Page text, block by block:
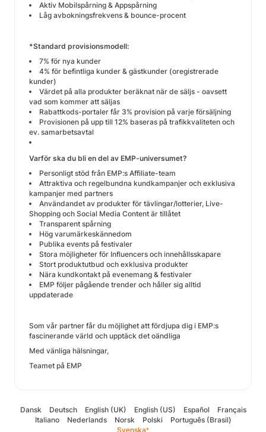
Aktiv Mobilspårning & Appspårning
Låg avbokningsfrekvens & bounce-procent
*Standard provisionsmodell:
7% för nya kunder
4% för befintliga kunder & gästkunder (oregistrerade
kunder)
Värdet på alla produkter beräknat när de säljs - oavsett
vad som kommer att säljas
Rabattkods-portaler får 3% provision på varje försäljning
Provisionen på upp till 12% baseras på trafikkvaliteten och
ev. samarbetsavtal
Varför ska du bli en del av EMP-universumet?
Personligt stöd från EMP:s Affiliate-team
Attraktiva och regelbundna kundkampanjer och exklusiva
kampanjer med partners
Användandet av produkter för tävlingar/lotterier, Live-
Shopping och Social Media Content är tillåtet
Transparent spårning
Hög varumärkeskännedom
Publika events på festivaler
Stora möjligheter för Influencers och innehållsskapare
Stort produktutbud och exklusiva produkter
Nära kundkontakt på evenemang & festivaler
EMP följer pågående trender och håller sig alltid
uppdaterade
Som vår partner får du möjlighet att fördjupa dig i EMP:s
fascinerande värld och upptäck det oändliga
Med vänliga hälsningar,
Teamet på EMP
Dansk Deutsch English (UK) English (US) Español
Français
Italiano
Nederlands Norsk Polski
Português (Brasil)
Svenska*